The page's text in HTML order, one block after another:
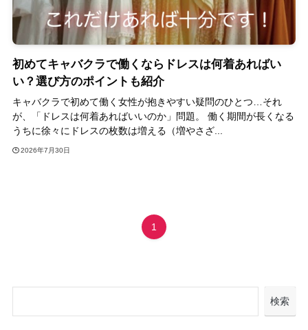
初めてキャバクラで働くならドレスは何着あればい
い？選び方のポイントも紹介
キャバクラで初めて働く女性が抱きやすい疑問のひとつ…それ
が、「ドレスは何着あればいいのか」問題。 働く期間が長くなる
うちに徐々にドレスの枚数は増える（増やさざ...
2026年7月30日
1
検索